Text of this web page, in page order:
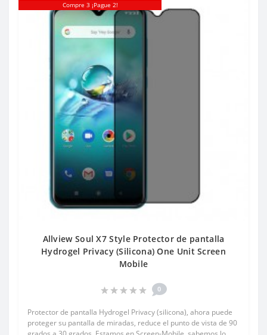
Compre 3 ¡Pague 2!
Allview Soul X7 Style Protector de pantalla
Hydrogel Privacy (Silicona) One Unit Screen
Mobile
0
Protector de pantalla Hydrogel Privacy (silicona), ahora puede
proteger su pantalla de miradas, reduce el punto de vista de 90